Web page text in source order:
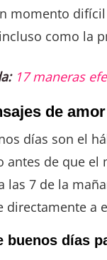
momento
como la
17 maneras
de
días son el
antes de que el
las 7 de la
directamente a
buenos días